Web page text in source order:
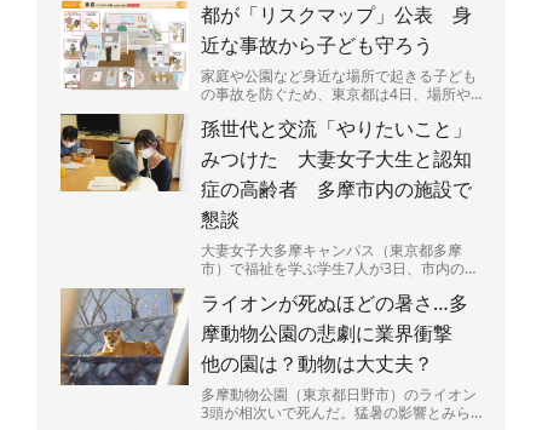
た箱を持ち帰っていた...
都が「リスクマップ」公表 身
近な事故から子ども守ろう
家庭や公園など身近な場所で起きる子ども
の事故を防ぐため、東京都は4日、場所や
ップ」を公表した。都...
孫世代と交流「やりたいこと」
みつけた 大妻女子大生と認知
症の高齢者 多摩市内の施設で
懇談
大妻女子大多摩キャンパス（東京都多摩
市）で福祉を学ぶ学生7人が3日、市内の認
流した。9月の「認知...
ライオンが死ぬほどの暑さ…多
摩動物公園の悲劇に業界衝撃
他の園は？動物は大丈夫？
多摩動物公園（東京都日野市）のライオン
3頭が相次いで死んだ。猛暑の影響とみら